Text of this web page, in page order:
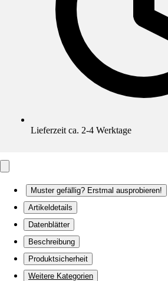
Lieferzeit ca. 2-4 Werktage
Muster gefällig? Erstmal ausprobieren!
Artikeldetails
Datenblätter
Beschreibung
Produktsicherheit
Weitere Kategorien